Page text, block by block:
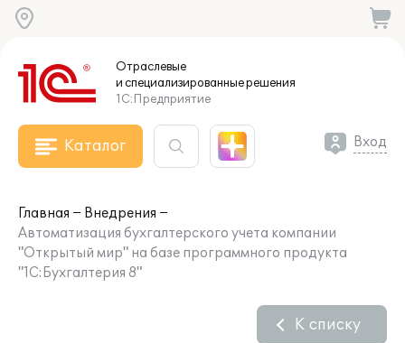
Отраслевые
и специализированныерешения
1С:Предприятие
Каталог Вход
Главная
Внедрения
Автоматизация бухгалтерского учета компании
"Открытый мир" на базе программного продукта
"1С:Бухгалтерия 8"
К списку